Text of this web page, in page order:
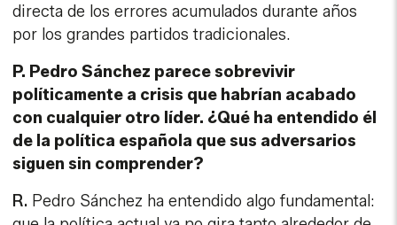
directa de los errores acumulados durante años
por los grandes partidos tradicionales.
P. Pedro Sánchez parece sobrevivir
políticamente a crisis que habrían acabado
con cualquier otro líder. ¿Qué ha entendido él
de la política española que sus adversarios
siguen sin comprender?
R. Pedro Sánchez ha entendido algo fundamental: